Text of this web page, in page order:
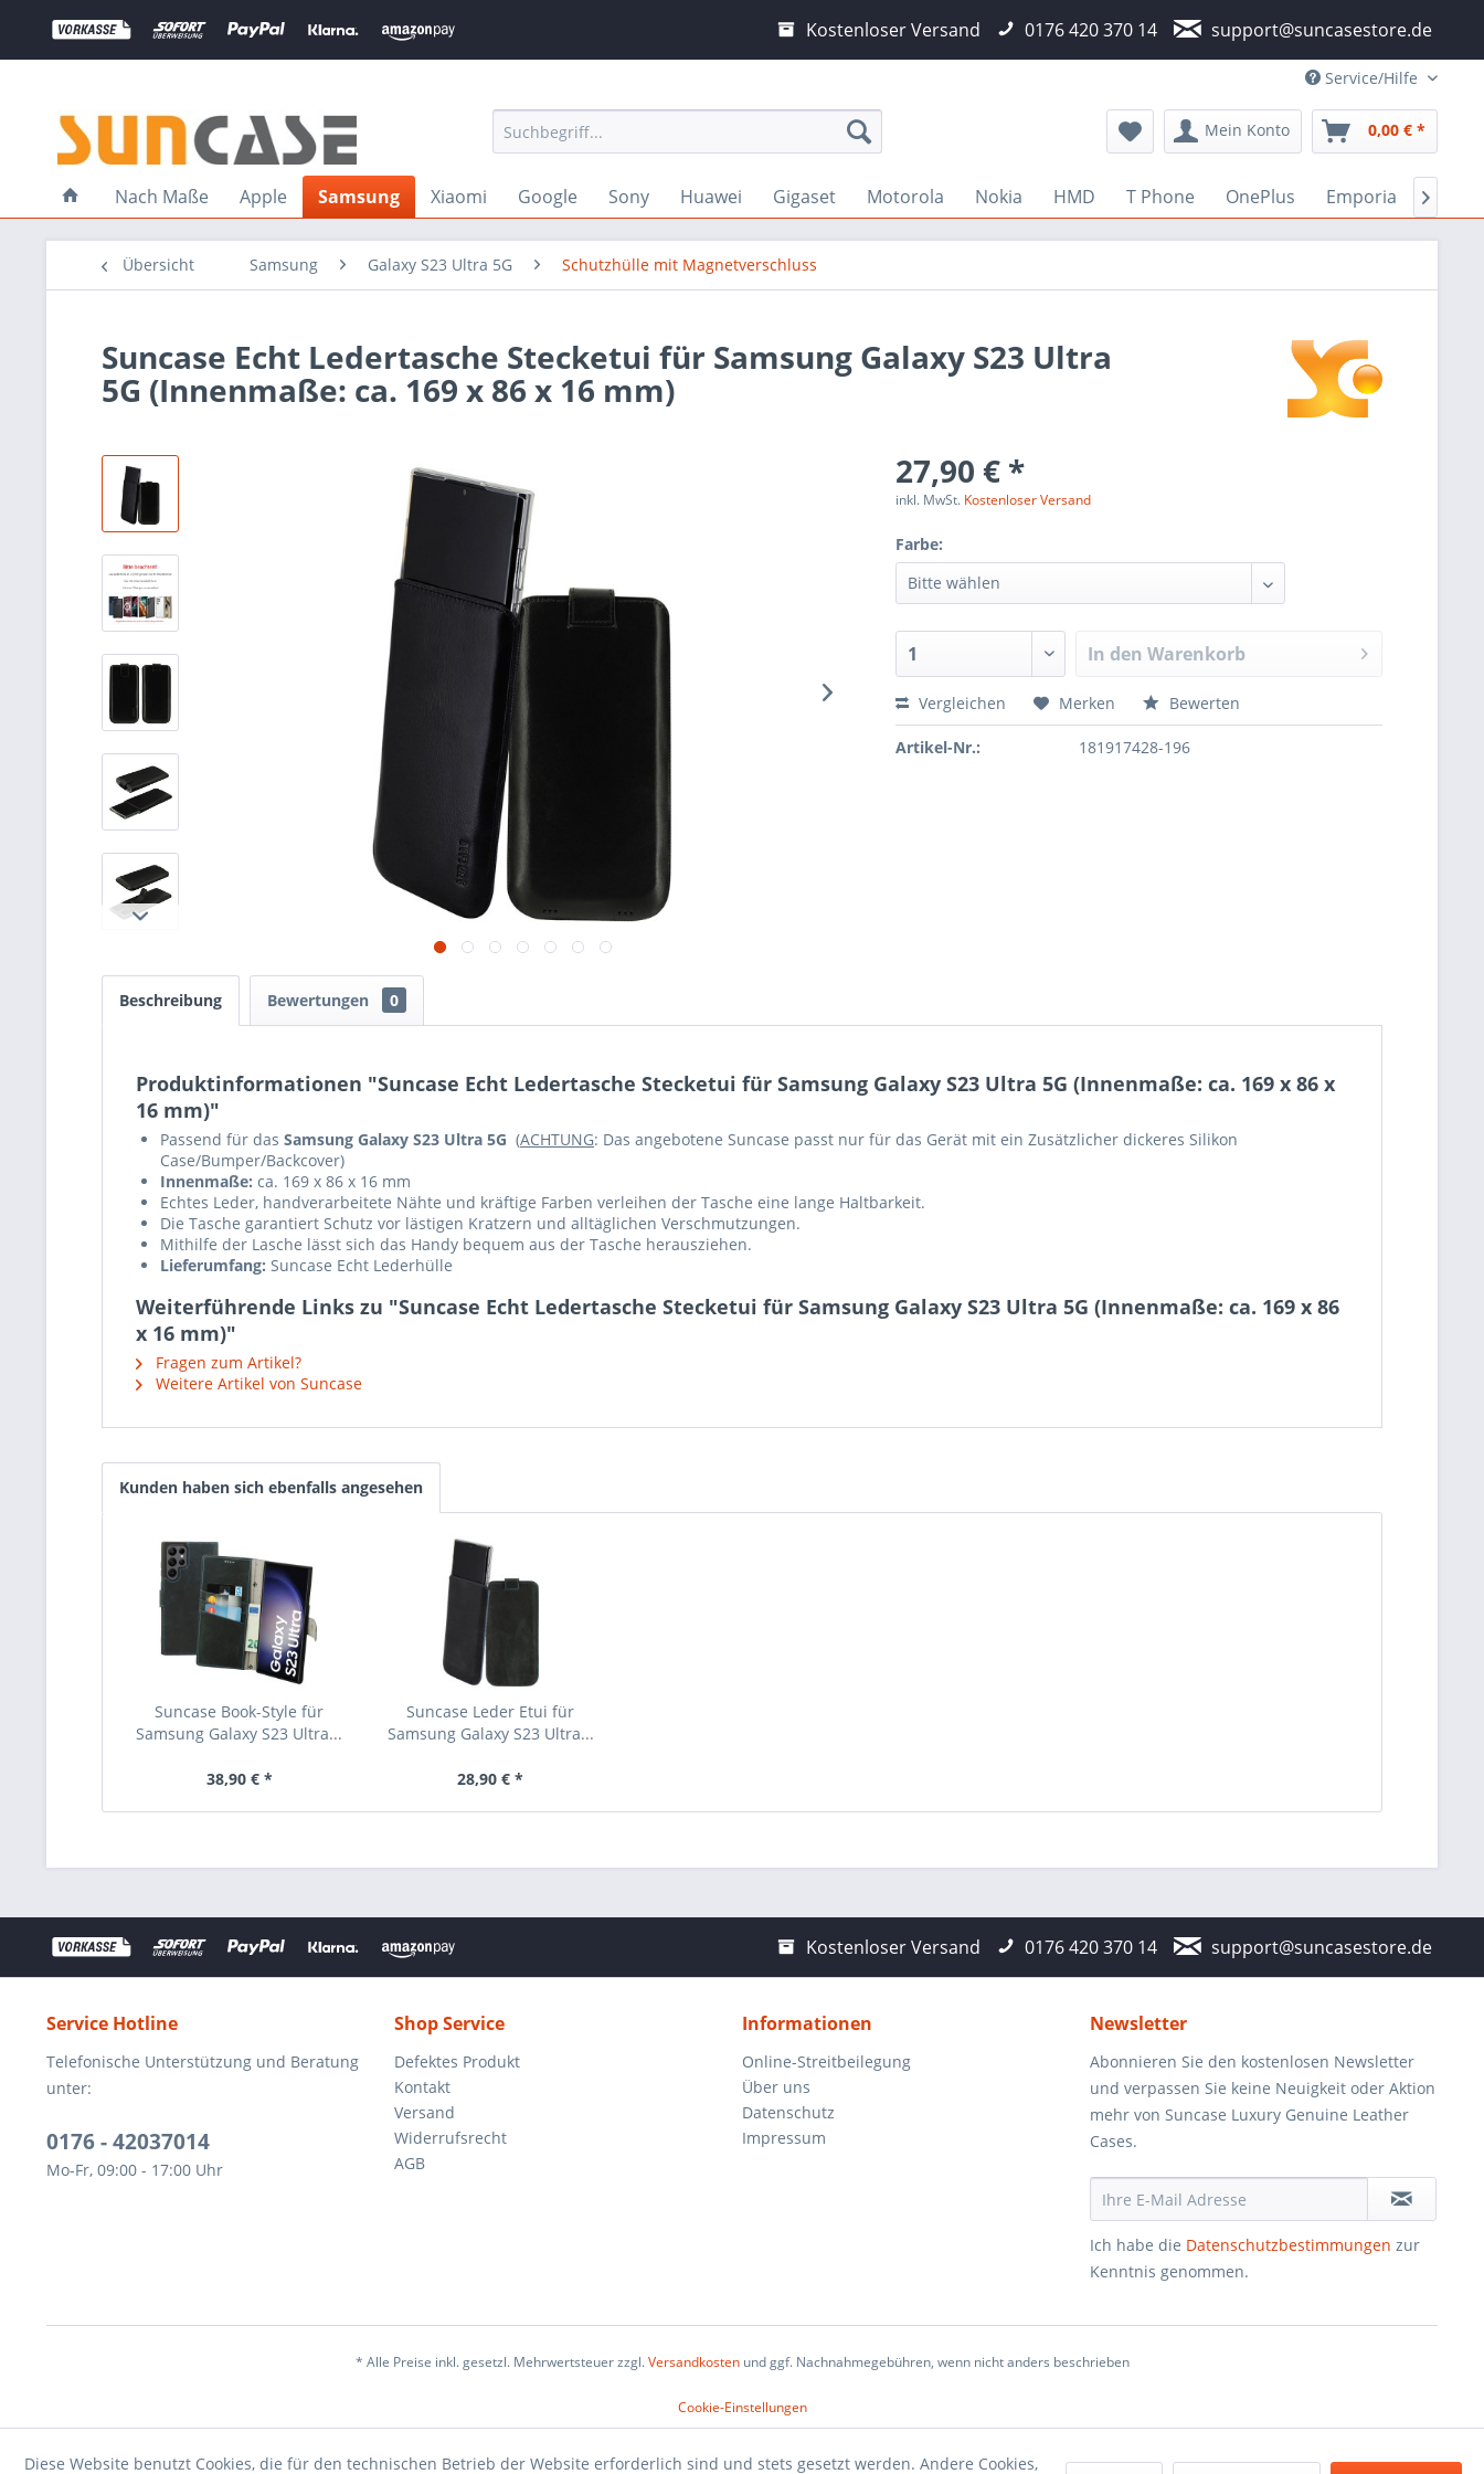
Kostenloser Versand 0176 420 370 14 support@suncasestore.de
Service/Hilfe
Mein Konto 0,00 € *
Nach Maße Apple Samsung Xiaomi Google Sony Huawei Gigaset Motorola Nokia HMD T Phone OnePlus Emporia 
Übersicht Samsung Galaxy S23 Ultra 5G Schutzhülle mit Magnetverschluss
Suncase Echt Ledertasche Stecketui für Samsung Galaxy S23 Ultra
5G (Innenmaße: ca. 169 x 86 x 16 mm)
27,90 € *
inkl. MwSt. Kostenloser Versand
Farbe:
In den Warenkorb
Vergleichen Merken Bewerten
Artikel-Nr.: 181917428-196
Beschreibung Bewertungen 0
Produktinformationen "Suncase Echt Ledertasche Stecketui für Samsung Galaxy S23 Ultra 5G (Innenmaße: ca. 169 x 86 x
16 mm)"
Passend für das Samsung Galaxy S23 Ultra 5G (ACHTUNG: Das angebotene Suncase passt nur für das Gerät mit ein Zusätzlicher dickeres Silikon
Case/Bumper/Backcover)
Innenmaße: ca. 169 x 86 x 16 mm
Echtes Leder, handverarbeitete Nähte und kräftige Farben verleihen der Tasche eine lange Haltbarkeit.
Die Tasche garantiert Schutz vor lästigen Kratzern und alltäglichen Verschmutzungen.
Mithilfe der Lasche lässt sich das Handy bequem aus der Tasche herausziehen.
Lieferumfang: Suncase Echt Lederhülle
Weiterführende Links zu "Suncase Echt Ledertasche Stecketui für Samsung Galaxy S23 Ultra 5G (Innenmaße: ca. 169 x 86
x 16 mm)"
Fragen zum Artikel?
Weitere Artikel von Suncase
Kunden haben sich ebenfalls angesehen
Suncase Book-Style für
Samsung Galaxy S23 Ultra...
38,90 € *
Suncase Leder Etui für
Samsung Galaxy S23 Ultra...
28,90 € *
Kostenloser Versand 0176 420 370 14 support@suncasestore.de
Service Hotline
Telefonische Unterstützung und Beratung
unter:
0176 - 42037014
Mo-Fr, 09:00 - 17:00 Uhr
Shop Service
Defektes Produkt
Kontakt
Versand
Widerrufsrecht
AGB
Informationen
Online-Streitbeilegung
Über uns
Datenschutz
Impressum
Newsletter
Abonnieren Sie den kostenlosen Newsletter
und verpassen Sie keine Neuigkeit oder Aktion
mehr von Suncase Luxury Genuine Leather
Cases.
Ich habe die Datenschutzbestimmungen zur
Kenntnis genommen.
* Alle Preise inkl. gesetzl. Mehrwertsteuer zzgl.Versandkostenund ggf. Nachnahmegebühren, wenn nicht anders beschrieben
Cookie-Einstellungen
Diese Website benutzt Cookies, die für den technischen Betrieb der Website erforderlich sind und stets gesetzt werden. Andere Cookies,